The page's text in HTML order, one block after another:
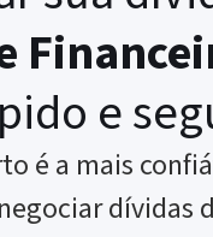
e
é a mais
dívidas